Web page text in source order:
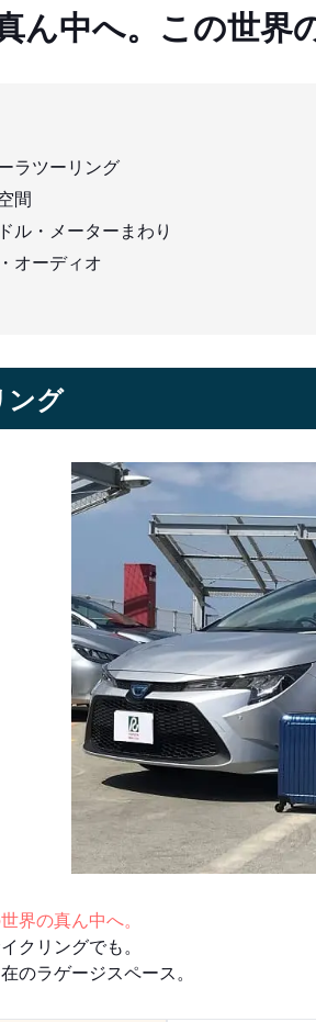
ん中へ。この世界
ラツーリング
間
ル・メーターまわり
オーディオ
ング
界の真ん中へ。
クリングでも。
のラゲージスペース。